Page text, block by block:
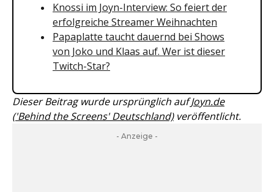
Knossi im Joyn-Interview: So feiert der
erfolgreiche Streamer Weihnachten
Papaplatte taucht dauernd bei Shows
von Joko und Klaas auf. Wer ist dieser
Twitch-Star?
Dieser Beitrag wurde ursprünglich aufJoyn.de
('Behind the Screens' Deutschland)veröffentlicht.
- Anzeige -